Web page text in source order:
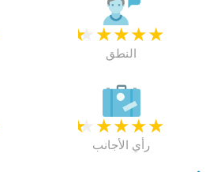
★
★
★
★
★
النطق
★
★
★
★
★
رأي الأجانب